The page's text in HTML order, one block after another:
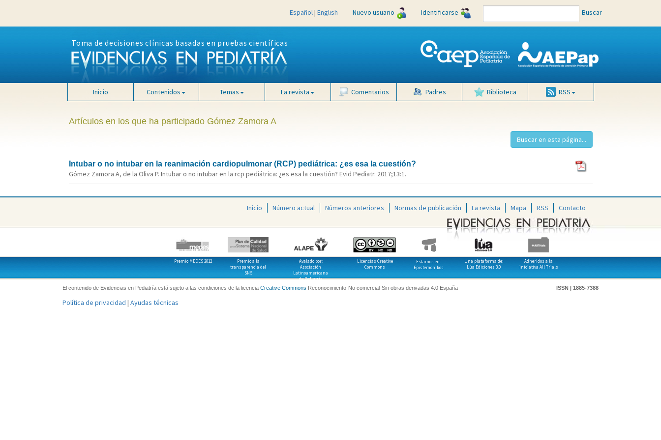
Español| English Nuevo usuario Identificarse Buscar
Toma de decisiones clínicas basadas en pruebas científicas
Inicio Contenidos Temas La revista Comentarios Padres Biblioteca RSS
Artículos en los que ha participado Gómez Zamora A
Intubar o no intubar en la reanimación cardiopulmonar (RCP) pediátrica: ¿es esa la cuestión?
Gómez Zamora A, de la Oliva P. Intubar o no intubar en la rcp pediátrica: ¿es esa la cuestión? Evid Pediatr. 2017;13:1.
Inicio Número actual Números anteriores Normas de publicación La revista Mapa RSS Contacto
Premio MEDES 2012
Premio a la
transparencia del
SNS
Avalado por:
Asociación
Latinoamericana
de Pediatría
Licencias Creative
Commons
Estamos en:
Epistemonikos
Una plataforma de:
Lúa Ediciones 3.0
Adheridos a la
iniciativa All Trials
El contenido de Evidencias en Pediatría está sujeto a las condiciones de la licencia Creative Commons Reconocimiento-No comercial-Sin obras derivadas 4.0 España ISSN | 1885-7388
Política de privacidad | Ayudas técnicas